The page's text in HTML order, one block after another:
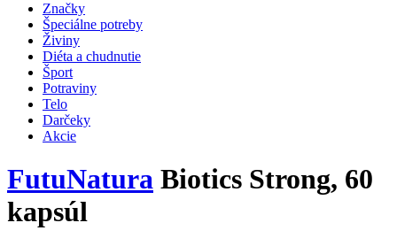
Značky
Špeciálne potreby
Živiny
Diéta a chudnutie
Šport
Potraviny
Telo
Darčeky
Akcie
FutuNatura Biotics Strong, 60
kapsúl